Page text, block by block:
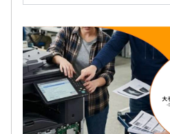
【開発環境】
■OS：Linux（CentOS）
■開発言語・ツール：Java（
PHP（sythmfony）、
JP1、Oracle、DB2、MySQL
3カ月（待遇の変更はありませ